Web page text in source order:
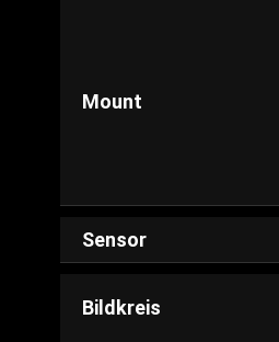
Mount
Sensor
Bildkreis